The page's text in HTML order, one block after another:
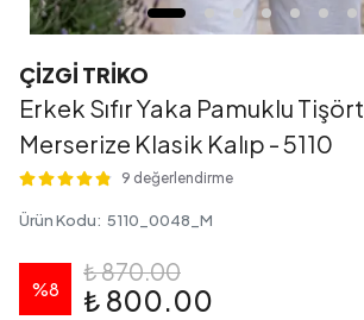
ÇİZGİ TRİKO
Erkek Sıfır Yaka Pamuklu Tişört
Merserize Klasik Kalıp - 5110
9 değerlendirme
Ürün Kodu: 5110_0048_M
%8
₺ 870.00
₺ 800.00